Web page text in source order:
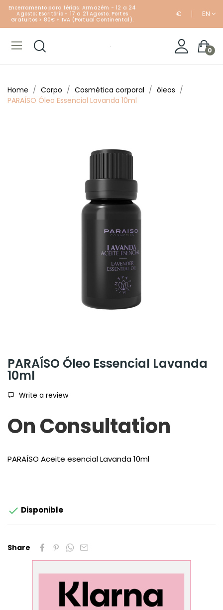
Encerramento para férias: Armazém - 12 a 24
Agosto; Escritório - 17 a 21 Agosto. Portes
Gratuitos > 80€ + IVA (Portual Continental).
€ EN
0
Home Corpo Cosmética corporal
óleos
PARAÍSO Óleo Essencial Lavanda 10ml
PARAÍSO Óleo Essencial Lavanda
10ml
Write a review
On Consultation
PARAÍSO Aceite esencial Lavanda 10ml
 Disponible
Share